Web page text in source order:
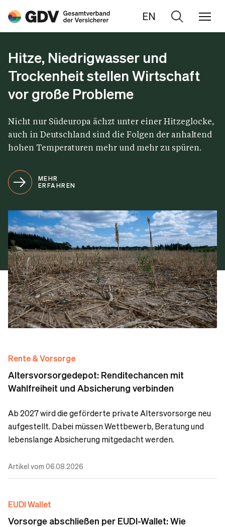
EN
Zur
Hitze, Niedrigwasser und
Trockenheit stellen Wirtschaft
vor große Probleme
Nicht nur Südeuropa ächzt unter einer Hitzeglocke,
auch in Deutschland sind die Folgen der anhaltend
hohen Temperaturen mehr und mehr zu spüren.
MEHR
ERFAHREN
Rente & Vorsorge
Altersvorsorgedepot: Renditechancen mit
Wahlfreiheit und Absicherung verbinden
Ab 2027 wird die geförderte private Altersvorsorge neu
aufgestellt. Dabei müssen Wettbewerb, Beratung und
lebenslange Absicherung mitgedacht werden.
Artikel vom 06.08.2026
EUDI Wallet
Vorsorge abschließen per EUDI-Wallet: Wie